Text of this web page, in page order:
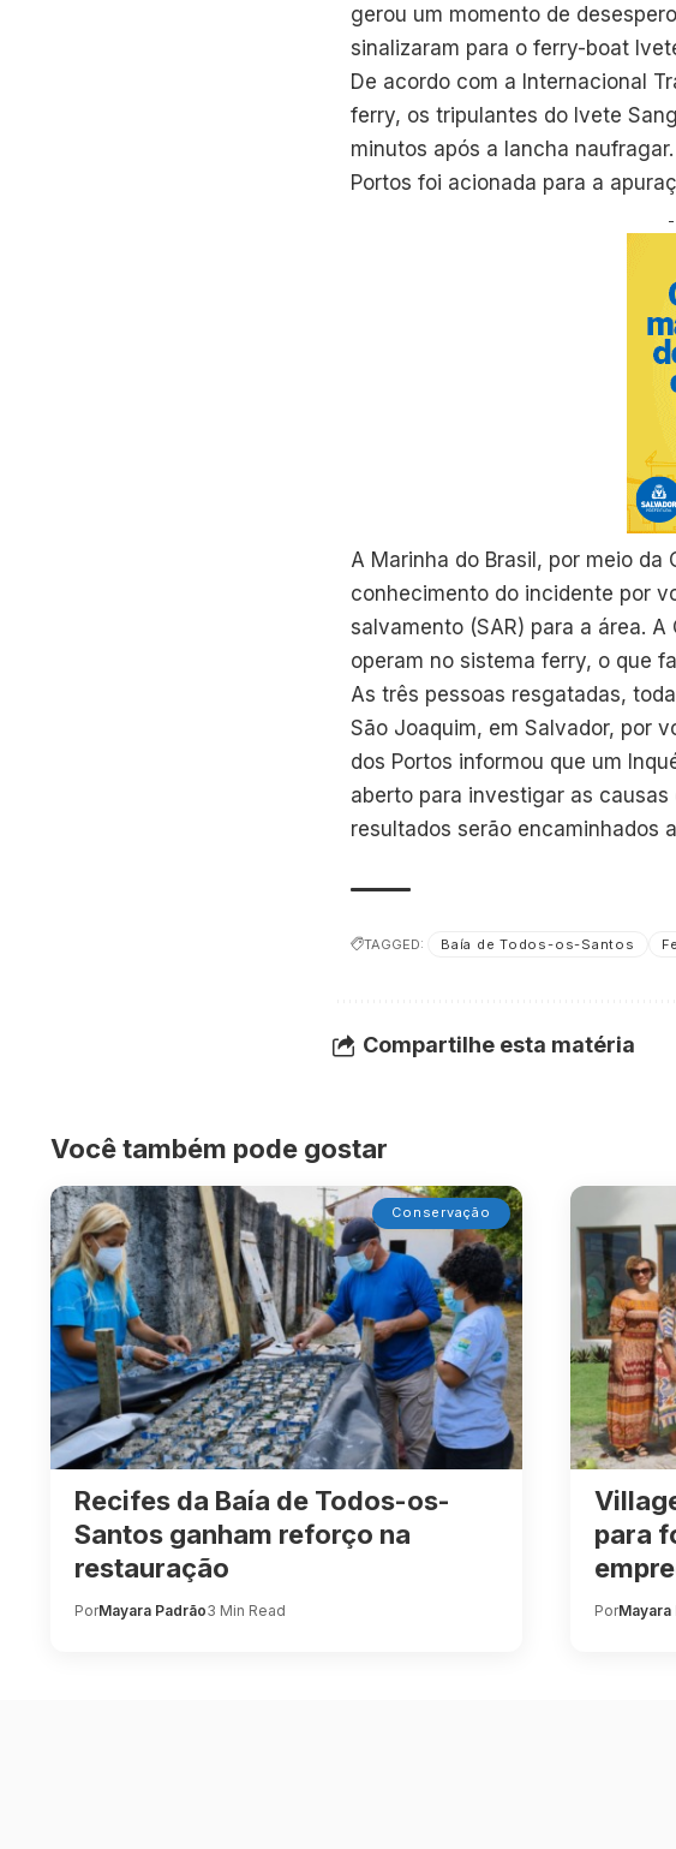
gerou um momento de
sinalizaram para o ferry-boat
De acordo com a Internacional
ferry, os tripulantes do Ivete
minutos após a lancha
Portos foi acionada para a
A Marinha do Brasil, por meio da
conhecimento do incidente por
salvamento (SAR) para a área.
operam no sistema ferry, o que
As três pessoas resgatadas,
São Joaquim, em Salvador, por
dos Portos informou que um
aberto para investigar as
resultados serão encaminhados
TAGGED: Baía de Todos-os-Santos
Compartilhe esta matéria
Você também pode gostar
Conservação
Recifes da Baía de Todos-os-
Santos ganham reforço na
restauração
PorMayara Padrão3 Min Read
para
PorMayara